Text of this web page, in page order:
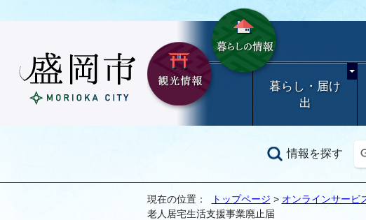
暮らし・届け
出
情報を探す
現在の位置： トップページ > オンラインサービ
老人居宅生活支援事業廃止届